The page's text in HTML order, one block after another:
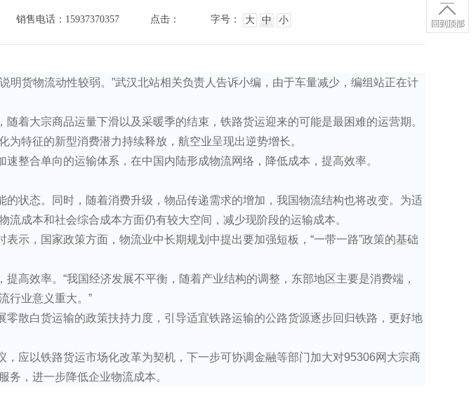
销售电话：15937370357 点击： 字号： 大 中 小
货物流动性较弱。”武汉北站相关负责人告诉小编，由于车量减少，编组站正在计
着大宗商品运量下滑以及采暖季的结束，铁路货运迎来的可能是最困难的运营期。
特征的新型消费潜力持续释放，航空业呈现出逆势增长。
整合单向的运输体系，在中国内陆形成物流网络，降低成本，提高效率。
状态。同时，随着消费升级，物品传递需求的增加，我国物流结构也将改变。为适
成本和社会综合成本方面仍有较大空间，减少现阶段的运输成本。
示，国家政策方面，物流业中长期规划中提出要加强短板，“一带一路”政策的基础
高效率。“我国经济发展不平衡，随着产业结构的调整，东部地区主要是消费端，
行业意义重大。”
散白货运输的政策扶持力度，引导适宜铁路运输的公路货源逐步回归铁路，更好地
应以铁路货运市场化改革为契机，下一步可协调金融等部门加大对95306网大宗商
，进一步降低企业物流成本。